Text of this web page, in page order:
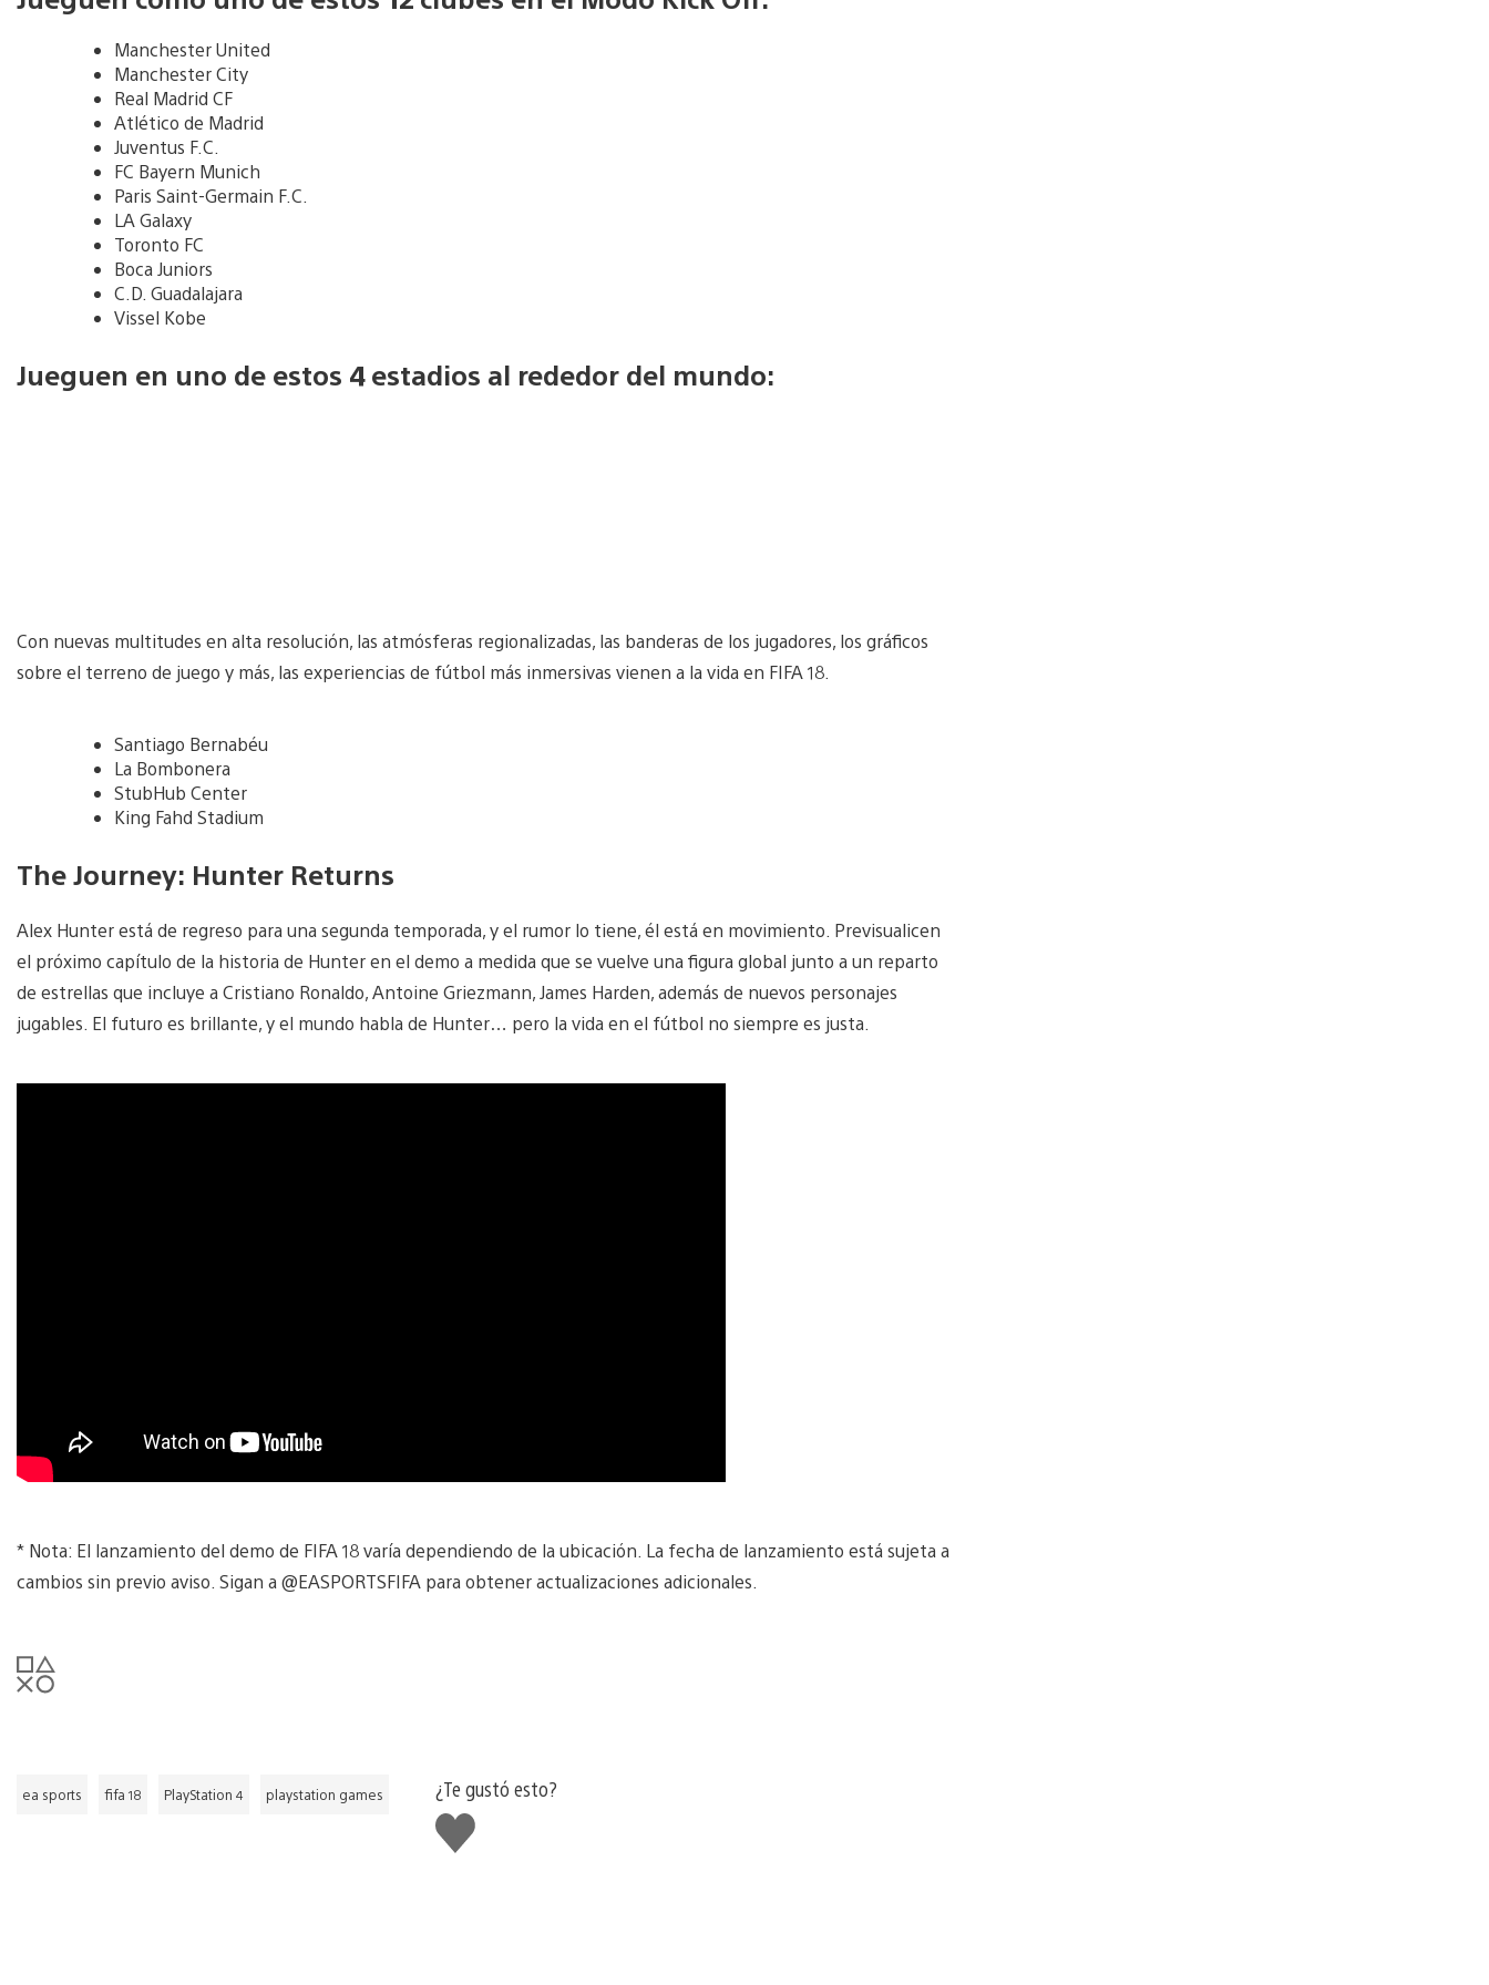
Manchester United
Manchester City
Real Madrid CF
Atlético de Madrid
Juventus F.C.
FC Bayern Munich
Paris Saint-Germain F.C.
LA Galaxy
Toronto FC
Boca Juniors
C.D. Guadalajara
Vissel Kobe
Jueguen en uno de estos 4 estadios al rededor del mundo:
Con nuevas multitudes en alta resolución, las atmósferas regionalizadas, las banderas de los jugadores, los gráficos
sobre el terreno de juego y más, las experiencias de fútbol más inmersivas vienen a la vida en FIFA 18.
Santiago Bernabéu
La Bombonera
StubHub Center
King Fahd Stadium
The Journey: Hunter Returns
Alex Hunter está de regreso para una segunda temporada, y el rumor lo tiene, él está en movimiento. Previsualicen
el próximo capítulo de la historia de Hunter en el demo a medida que se vuelve una figura global junto a un reparto
de estrellas que incluye a Cristiano Ronaldo, Antoine Griezmann, James Harden, además de nuevos personajes
jugables. El futuro es brillante, y el mundo habla de Hunter… pero la vida en el fútbol no siempre es justa.
* Nota: El lanzamiento del demo de FIFA 18 varía dependiendo de la ubicación. La fecha de lanzamiento está sujeta a
cambios sin previo aviso. Sigan a @EASPORTSFIFA para obtener actualizaciones adicionales.
ea sports fifa 18 PlayStation 4 playstation games
¿Te gustó esto?
Me
gusta